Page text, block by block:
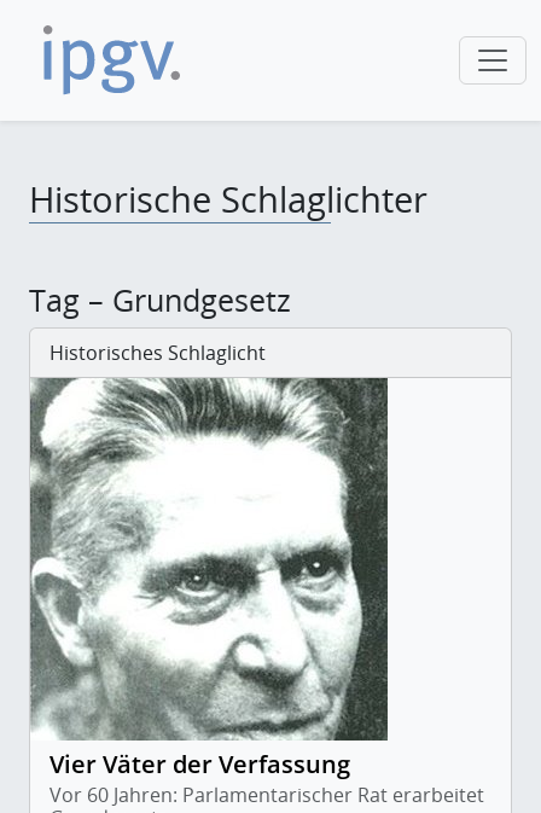
Historische Schlaglichter
Tag – Grundgesetz
Historisches Schlaglicht
Vier Väter der Verfassung
Vor 60 Jahren: Parlamentarischer Rat erarbeitet